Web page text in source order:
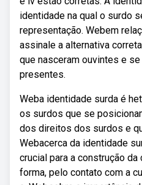
identidade na qual o surdo
representação. Webem
assinale a alternativa
que nasceram ouvintes e
presentes.
Weba identidade surda é
os surdos que se
dos direitos dos surdos e
Webacerca da identidade
crucial para a construção
forma, pelo contato com a